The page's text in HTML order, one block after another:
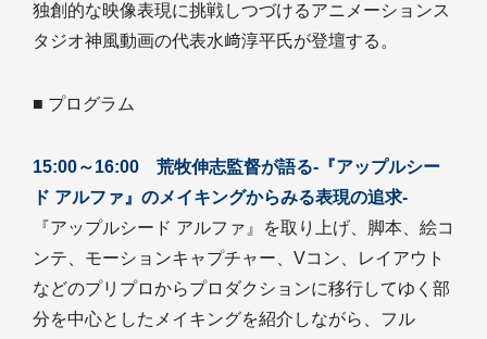
独創的な映像表現に挑戦しつづけるアニメーションス
タジオ神風動画の代表水﨑淳平氏が登壇する。
■ プログラム
15:00～16:00 荒牧伸志監督が語る-『アップルシー
ド アルファ』のメイキングからみる表現の追求-
『アップルシード アルファ』を取り上げ、脚本、絵コ
ンテ、モーションキャプチャー、Vコン、レイアウト
などのプリプロからプロダクションに移行してゆく部
分を中心としたメイキングを紹介しながら、フル